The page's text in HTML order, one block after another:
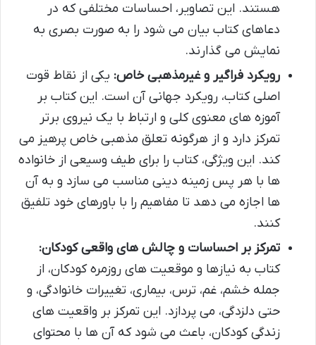
هستند. این تصاویر، احساسات مختلفی که در
دعاهای کتاب بیان می شود را به صورت بصری به
نمایش می گذارند.
رویکرد فراگیر و غیرمذهبی خاص: یکی از نقاط قوت
اصلی کتاب، رویکرد جهانی آن است. این کتاب بر
آموزه های معنوی کلی و ارتباط با یک نیروی برتر
تمرکز دارد و از هرگونه تعلق مذهبی خاص پرهیز می
کند. این ویژگی، کتاب را برای طیف وسیعی از خانواده
ها با هر پس زمینه دینی مناسب می سازد و به آن
ها اجازه می دهد تا مفاهیم را با باورهای خود تلفیق
کنند.
تمرکز بر احساسات و چالش های واقعی کودکان:
کتاب به نیازها و موقعیت های روزمره کودکان، از
جمله خشم، غم، ترس، بیماری، تغییرات خانوادگی، و
حتی دلزدگی، می پردازد. این تمرکز بر واقعیت های
زندگی کودکان، باعث می شود که آن ها با محتوای